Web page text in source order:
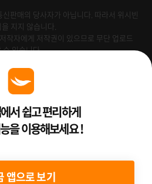
판매의 당사자가 아닙니다. 따라서 위시빈
지지 않습니다.
작자에게 저작권이 있으므로 무단 업로드
수 있습니다.
서 쉽고 편리하게
을 이용해보세요 !
앱으로 보기